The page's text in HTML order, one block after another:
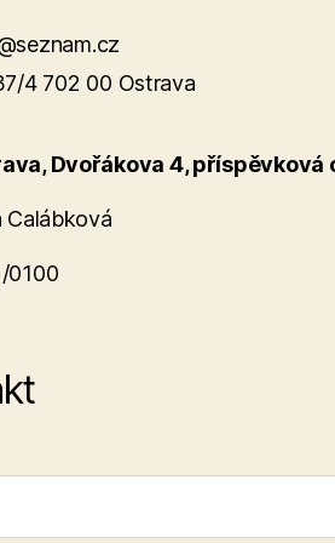
4 702 00 Ostrava
Dvořákova 4, příspěvková
Calábková
0100